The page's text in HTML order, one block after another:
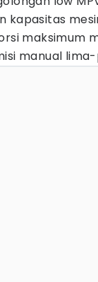
kapasitas
maksimum
manual